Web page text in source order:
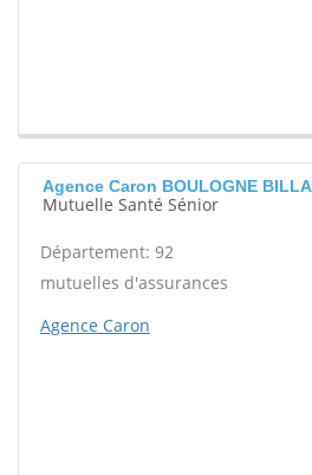
Agence Caron BOULOGNE
Mutuelle Santé Sénior
Département: 92
mutuelles d'assurances
Agence Caron